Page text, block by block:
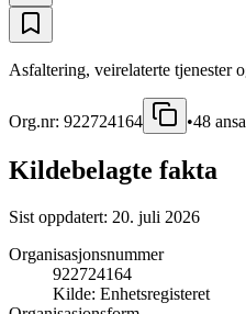
Asfaltering, veirelaterte tjenester
Org.nr: 922724164 •48
Kildebelagte fakta
Sist oppdatert: 20. juli 2026
Organisasjonsnummer
922724164
Kilde: Enhetsregisteret